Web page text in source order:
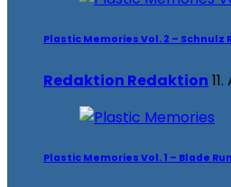
Plastic Memories Vol. 2 – Schnulz
Redaktion Redaktion
Plastic Memories Vol. 1 – Blade